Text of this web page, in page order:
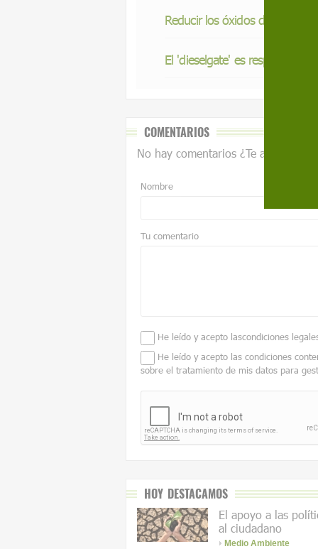
Reducir los óxidos de
El 'dieselgate' es responsable
COMENTARIOS
No hay comentarios ¿Te animas?
Nombre
Tu comentario
He leído y acepto lascondiciones
He leído y acepto las condiciones
sobre el tratamiento de mis datos para
HOY DESTACAMOS
El apoyo a las
al ciudadano
Medio Ambiente